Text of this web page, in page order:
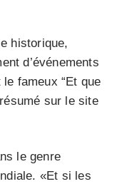
historique,
d’événements
fameux “Et que
sur le site
le genre
«Et si les